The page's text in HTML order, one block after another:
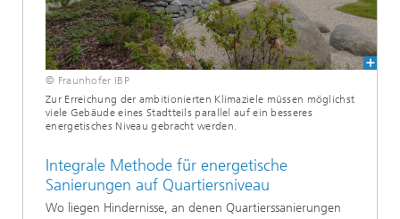
© Fraunhofer IBP
Zur Erreichung der ambitionierten Klimaziele müssen möglichst
viele Gebäude eines Stadtteils parallel auf ein besseres
energetisches Niveau gebracht werden.
Integrale Methode für energetische
Sanierungen auf Quartiersniveau
Wo liegen Hindernisse, an denen Quartierssanierungen